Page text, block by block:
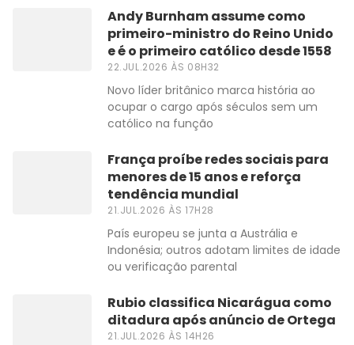
Andy Burnham assume como
primeiro-ministro do Reino Unido
e é o primeiro católico desde 1558
22.JUL.2026 ÀS 08H32
Novo líder britânico marca história ao
ocupar o cargo após séculos sem um
católico na função
França proíbe redes sociais para
menores de 15 anos e reforça
tendência mundial
21.JUL.2026 ÀS 17H28
País europeu se junta a Austrália e
Indonésia; outros adotam limites de idade
ou verificação parental
Rubio classifica Nicarágua como
ditadura após anúncio de Ortega
21.JUL.2026 ÀS 14H26